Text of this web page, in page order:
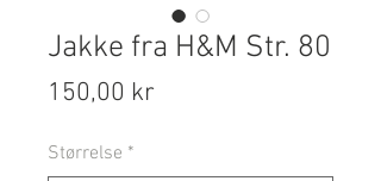
Jakke fra H&M Str. 80
150,00 kr
Størrelse *